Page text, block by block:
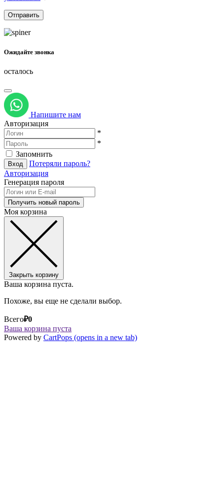
Ожидайте звонка
осталось
Напишите нам
Авторизация
*
*
Запомнить
Потеряли пароль?
Авторизация
Генерация пароля
Моя корзина
Закрыть корзину
Ваша корзина пуста.
Похоже, вы еще не сделали выбор.
Всего₽0
Ваша корзина пуста
Powered by CartPops (opens in a new tab)